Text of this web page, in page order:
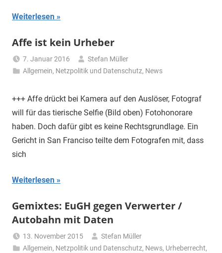
Weiterlesen
Affe ist kein Urheber
7. Januar 2016
Stefan Müller
Allgemein, Netzpolitik und Datenschutz, News
+++ Affe drückt bei Kamera auf den Auslöser, Fotograf
will für das tierische Selfie (Bild oben) Fotohonorare
haben. Doch dafür gibt es keine Rechtsgrundlage. Ein
Gericht in San Franciso teilte dem Fotografen mit, dass
sich
Weiterlesen
Gemixtes: EuGH gegen Verwerter /
Autobahn mit Daten
13. November 2015
Stefan Müller
Allgemein, Netzpolitik und Datenschutz, News, Urheberrecht,